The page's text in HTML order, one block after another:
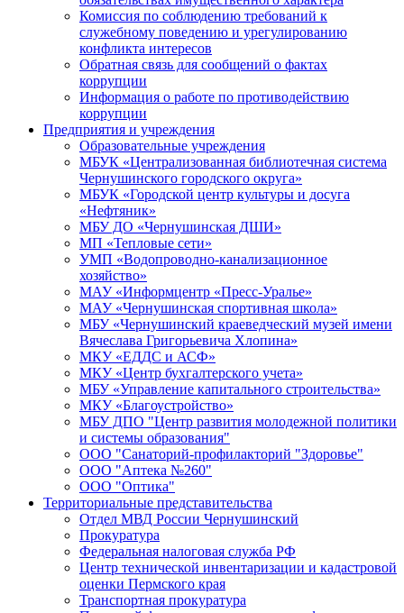
Комиссия по соблюдению требований к
служебному поведению и урегулированию
конфликта интересов
Обратная связь для сообщений о фактах
коррупции
Информация о работе по противодействию
коррупции
Предприятия и учреждения
Образовательные учреждения
МБУК «Централизованная библиотечная система
Чернушинского городского округа»
МБУК «Городской центр культуры и досуга
«Нефтяник»
МБУ ДО «Чернушинская ДШИ»
МП «Тепловые сети»
УМП «Водопроводно-канализационное
хозяйство»
МАУ «Информцентр «Пресс-Уралье»
МАУ «Чернушинская спортивная школа»
МБУ «Чернушинский краеведческий музей имени
Вячеслава Григорьевича Хлопина»
МКУ «ЕДДС и АСФ»
МКУ «Центр бухгалтерского учета»
МБУ «Управление капитального строительства»
МКУ «Благоустройство»
МБУ ДПО "Центр развития молодежной политики
и системы образования"
ООО "Санаторий-профилакторий "Здоровье"
ООО "Аптека №260"
ООО "Оптика"
Территориальные представительства
Отдел МВД России Чернушинский
Прокуратура
Федеральная налоговая служба РФ
Центр технической инвентаризации и кадастровой
оценки Пермского края
Транспортная прокуратура